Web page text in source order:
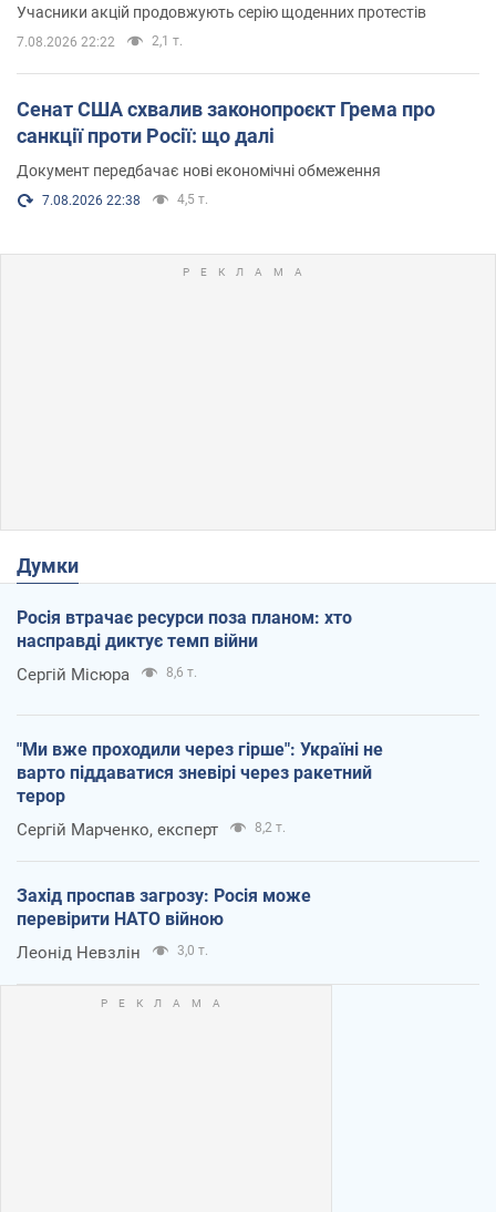
Учасники акцій продовжують серію щоденних протестів
7.08.2026 22:22 2,1 т.
Сенат США схвалив законопроєкт Грема про
санкції проти Росії: що далі
Документ передбачає нові економічні обмеження
7.08.2026 22:38 4,5 т.
Думки
Росія втрачає ресурси поза планом: хто
насправді диктує темп війни
Сергій Місюра 8,6 т.
"Ми вже проходили через гірше": Україні не
варто піддаватися зневірі через ракетний
терор
Сергій Марченко, експерт 8,2 т.
Захід проспав загрозу: Росія може
перевірити НАТО війною
Леонід Невзлін 3,0 т.